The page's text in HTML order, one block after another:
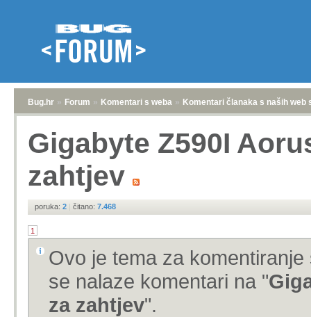
Bug.hr » Forum » Komentari s weba » Komentari članaka s naših web
Gigabyte Z590I
zahtjev
poruka: 2 | čitano: 7.468
1
Ovo je tema za
se nalaze komentari na "
za zahtjev".